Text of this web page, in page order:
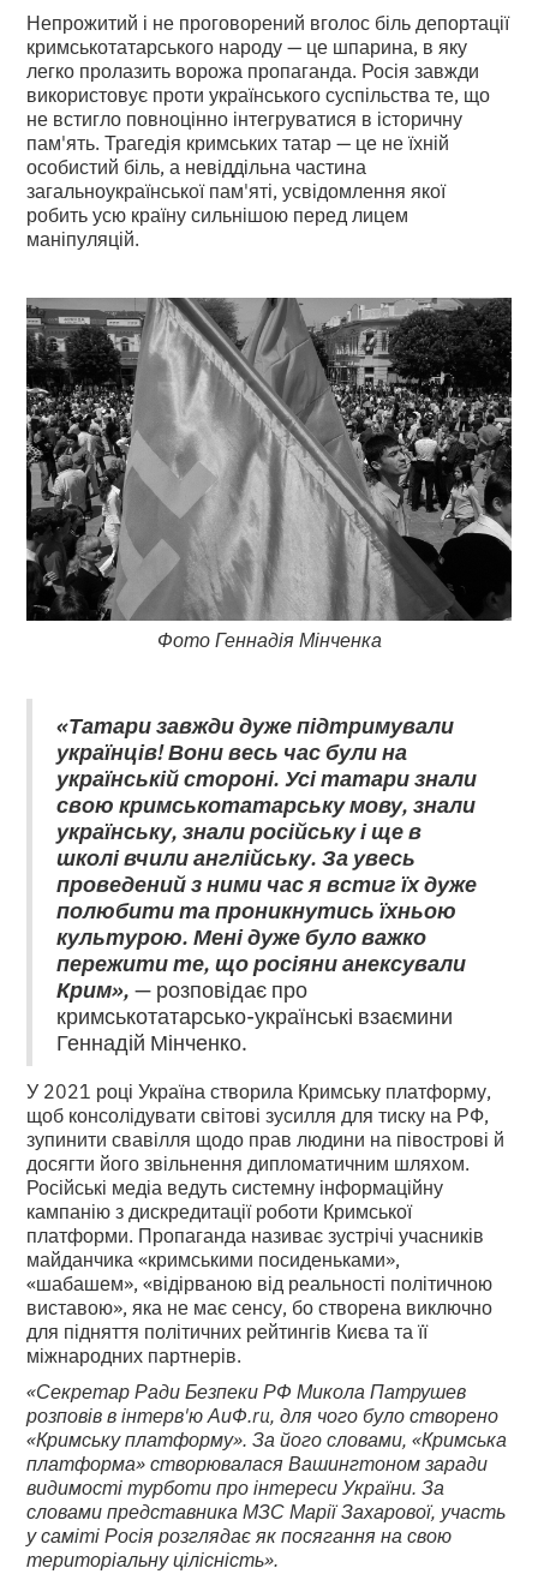
Непрожитий і не проговорений вголос біль депортації
кримськотатарського народу — це шпарина, в яку
легко пролазить ворожа пропаганда. Росія завжди
використовує проти українського суспільства те, що
не встигло повноцінно інтегруватися в історичну
пам'ять. Трагедія кримських татар — це не їхній
особистий біль, а невіддільна частина
загальноукраїнської пам'яті, усвідомлення якої
робить усю країну сильнішою перед лицем
маніпуляцій.
Фото Геннадія Мінченка
«Татари завжди дуже підтримували
українців! Вони весь час були на
українській стороні. Усі татари знали
свою кримськотатарську мову, знали
українську, знали російську і ще в
школі вчили англійську. За увесь
проведений з ними час я встиг їх дуже
полюбити та проникнутись їхньою
культурою. Мені дуже було важко
пережити те, що росіяни анексували
Крим»,— розповідає про
кримськотатарсько-українські взаємини
Геннадій Мінченко.
У 2021 році Україна створила Кримську платформу,
щоб консолідувати світові зусилля для тиску на РФ,
зупинити свавілля щодо прав людини на півострові й
досягти його звільнення дипломатичним шляхом.
Російські медіа ведуть системну інформаційну
кампанію з дискредитації роботи Кримської
платформи. Пропаганда називає зустрічі учасників
майданчика «кримськими посиденьками»,
«шабашем», «відірваною від реальності політичною
виставою», яка не має сенсу, бо створена виключно
для підняття політичних рейтингів Києва та її
міжнародних партнерів.
«Секретар Ради Безпеки РФ Микола Патрушев
розповів в інтерв'ю АиФ.ru, для чого було створено
«Кримську платформу». За його словами, «Кримська
платформа» створювалася Вашингтоном заради
видимості турботи про інтереси України. За
словами представника МЗС Марії Захарової, участь
у саміті Росія розглядає як посягання на свою
територіальну цілісність».